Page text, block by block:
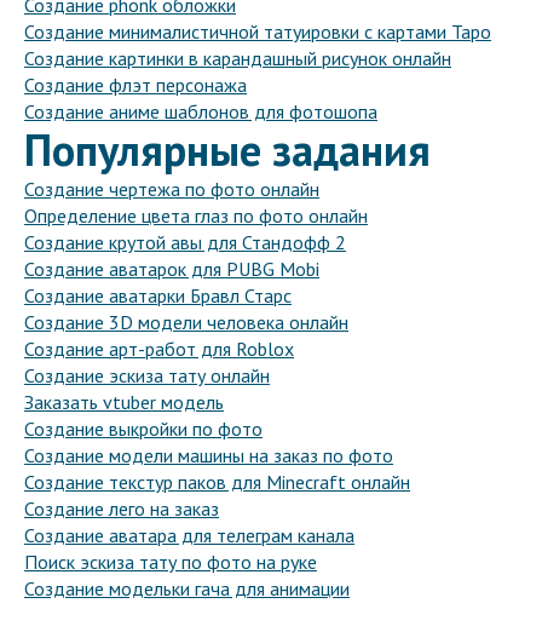
Создание phonk обложки
Создание минималистичной татуировки с картами Таро
Создание картинки в карандашный рисунок онлайн
Создание флэт персонажа
Создание аниме шаблонов для фотошопа
Популярные задания
Создание чертежа по фото онлайн
Определение цвета глаз по фото онлайн
Создание крутой авы для Стандофф 2
Создание аватарок для PUBG Mobi
Создание аватарки Бравл Старс
Создание 3D модели человека онлайн
Создание арт-работ для Roblox
Создание эскиза тату онлайн
Заказать vtuber модель
Создание выкройки по фото
Создание модели машины на заказ по фото
Создание текстур паков для Minecraft онлайн
Создание лего на заказ
Создание аватара для телеграм канала
Поиск эскиза тату по фото на руке
Создание модельки гача для анимации